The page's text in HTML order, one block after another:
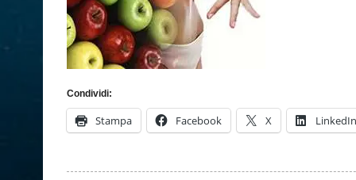
Condividi:
Stampa Facebook X LinkedIn